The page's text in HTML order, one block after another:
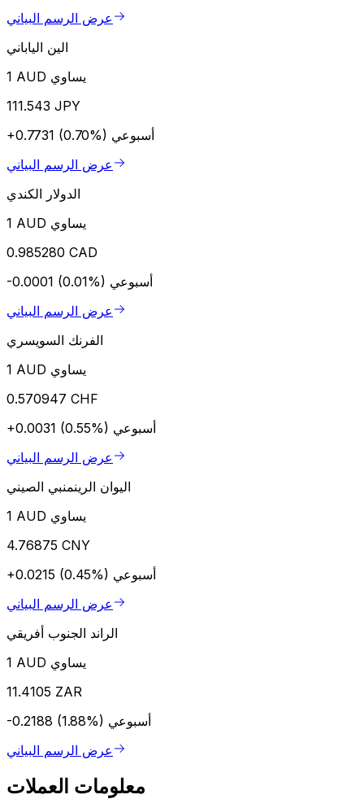
عرض الرسم البياني
الين الياباني
1 AUD يساوي
111.543 JPY
+0.7731 (0.70%) أسبوعي
عرض الرسم البياني
الدولار الكندي
1 AUD يساوي
0.985280 CAD
-0.0001 (0.01%) أسبوعي
عرض الرسم البياني
الفرنك السويسري
1 AUD يساوي
0.570947 CHF
+0.0031 (0.55%) أسبوعي
عرض الرسم البياني
اليوان الرينمنبي الصيني
1 AUD يساوي
4.76875 CNY
+0.0215 (0.45%) أسبوعي
عرض الرسم البياني
الراند الجنوب أفريقي
1 AUD يساوي
11.4105 ZAR
-0.2188 (1.88%) أسبوعي
عرض الرسم البياني
معلومات العملات